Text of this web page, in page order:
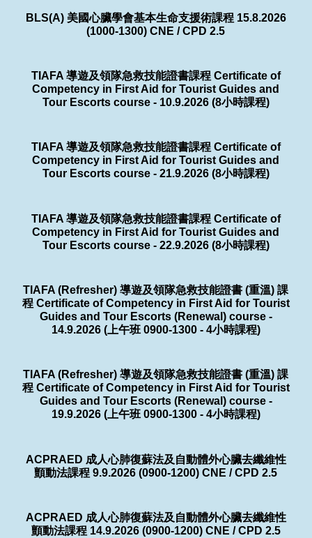
BLS(A) 美國心臟學會基本生命支援術課程 15.8.2026
(1000-1300) CNE / CPD 2.5
TIAFA 導遊及領隊急救技能證書課程 Certificate of
Competency in First Aid for Tourist Guides and
Tour Escorts course - 10.9.2026 (8小時課程)
TIAFA 導遊及領隊急救技能證書課程 Certificate of
Competency in First Aid for Tourist Guides and
Tour Escorts course - 21.9.2026 (8小時課程)
TIAFA 導遊及領隊急救技能證書課程 Certificate of
Competency in First Aid for Tourist Guides and
Tour Escorts course - 22.9.2026 (8小時課程)
TIAFA (Refresher) 導遊及領隊急救技能證書 (重溫) 課
程 Certificate of Competency in First Aid for Tourist
Guides and Tour Escorts (Renewal) course -
14.9.2026 (上午班 0900-1300 - 4小時課程)
TIAFA (Refresher) 導遊及領隊急救技能證書 (重溫) 課
程 Certificate of Competency in First Aid for Tourist
Guides and Tour Escorts (Renewal) course -
19.9.2026 (上午班 0900-1300 - 4小時課程)
ACPRAED 成人心肺復蘇法及自動體外心臟去纖維性
顫動法課程 9.9.2026 (0900-1200) CNE / CPD 2.5
ACPRAED 成人心肺復蘇法及自動體外心臟去纖維性
顫動法課程 14.9.2026 (0900-1200) CNE / CPD 2.5